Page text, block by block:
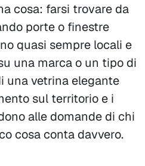
cosa: farsi trovare da
porte o finestre
quasi sempre locali e
una marca o un tipo di
una vetrina elegante
sul territorio e i
alle domande di chi
cosa conta davvero.